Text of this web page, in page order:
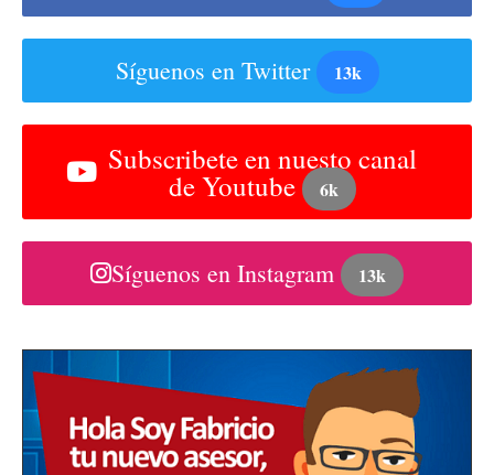
Síguenos en Twitter 13k
Subscribete en nuesto canal
de Youtube 6k
Síguenos en Instagram 13k